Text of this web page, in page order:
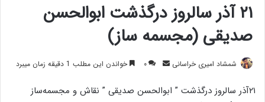
۲۱ آذر سالروز درگذشت ﺍﺑﻮﺍﻟﺤﺴﻦ
ﺻﺪﯾﻘﯽ (مجسمه ساز)
شمشاد امیری خراسانی
ارسال۰ خواندن این مطلب 1 دقیقه زمان میبرد
۲۱ﺁﺫﺭ ﺳﺎﻟﺮﻭﺯ ﺩﺭﮔﺬﺷﺖ ” ﺍﺑﻮﺍﻟﺤﺴﻦ ﺻﺪﯾﻘﯽ ” ﻧﻘﺎﺵ ﻭ ﻣﺠﺴﻤﻪﺳﺎﺯ